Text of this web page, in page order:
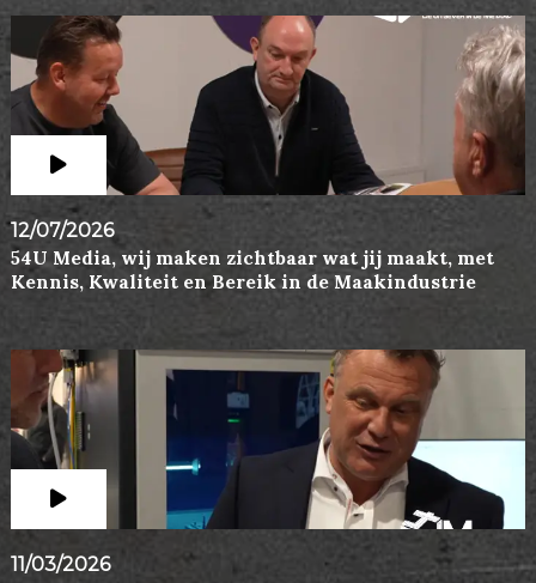
12/07/2026
54U Media, wij maken zichtbaar wat jij maakt, met
Kennis, Kwaliteit en Bereik in de Maakindustrie
11/03/2026